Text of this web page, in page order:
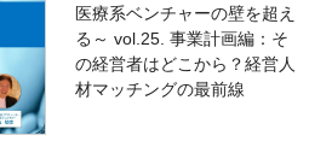
医療系ベンチャーの壁を超え
る～ vol.25. 事業計画編：そ
の経営者はどこから？経営人
材マッチングの最前線